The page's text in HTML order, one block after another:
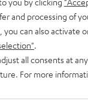
and processing of
you can also activate
all consents at
For more